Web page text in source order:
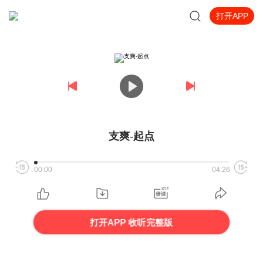
打开APP
支爽-起点
00:00 04:26
打开APP 收听完整版